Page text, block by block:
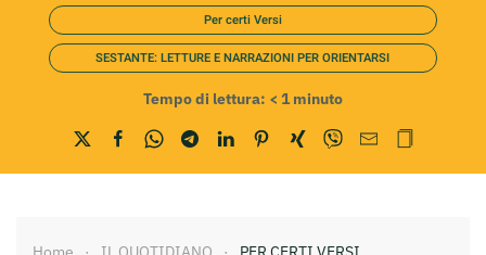
Per certi Versi
SESTANTE: LETTURE E NARRAZIONI PER ORIENTARSI
Tempo di lettura: < 1 minuto